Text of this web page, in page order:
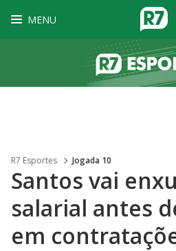
MENU
R7 Esportes Jogada 10
Santos vai
salarial antes
em